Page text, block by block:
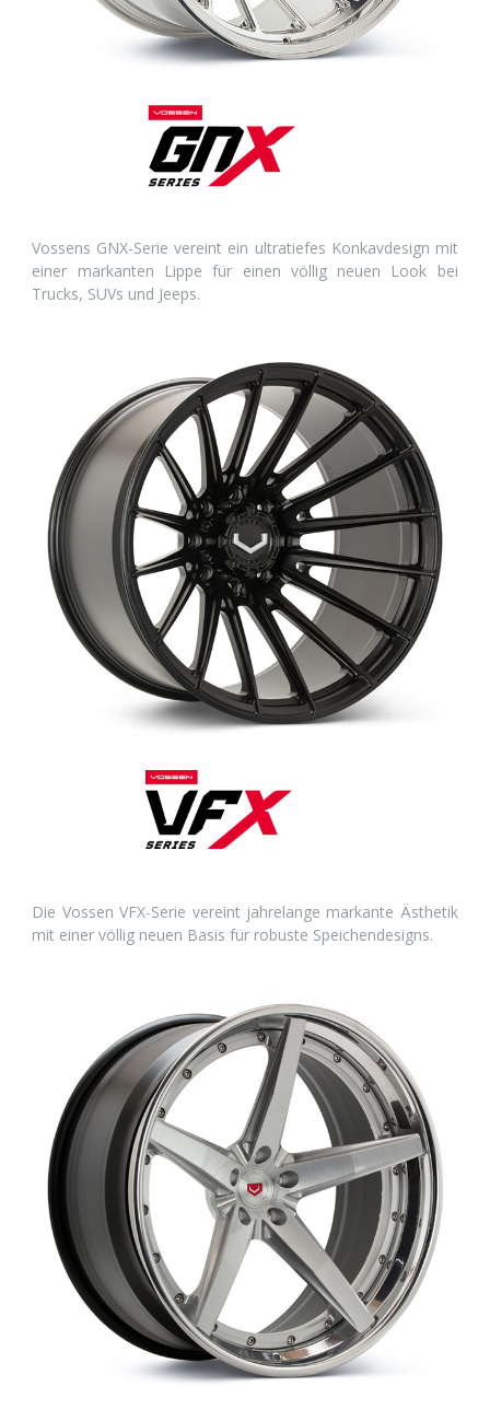
Vossens GNX-Serie vereint ein ultratiefes Konkavdesign mit
einer markanten Lippe für einen völlig neuen Look bei
Trucks, SUVs und Jeeps.
Die Vossen VFX-Serie vereint jahrelange markante Ästhetik
mit einer völlig neuen Basis für robuste Speichendesigns.